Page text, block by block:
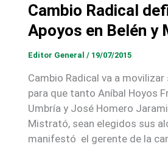
Cambio Radical
Apoyos en Belén y
Editor General / 19/07/2015
Cambio Radical va a
para que tanto Aníbal Hoyos
Umbría y José Homero
Mistrató, sean elegidos sus
manifestó el gerente de la